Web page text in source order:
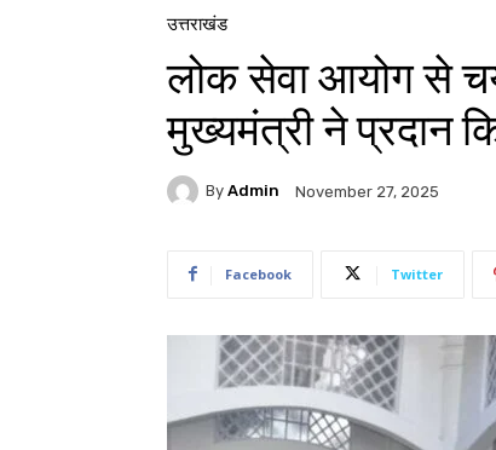
उत्तराखंड
लोक सेवा आयोग से
मुख्यमंत्री ने प्रदान
By Admin November 27, 2025
Facebook Twitter